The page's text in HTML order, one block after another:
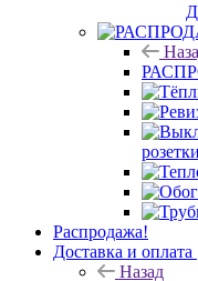
розетки
Распродажа!
Доставка и оплата
Назад